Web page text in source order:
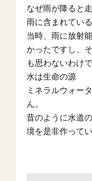
なぜ雨が降ると
雨に含まれてい
当時、雨に放射
かったですし、
も思わないわけで
水は生命の源
ミネラルウォー
ん。
昔のように水道
境を是非作って